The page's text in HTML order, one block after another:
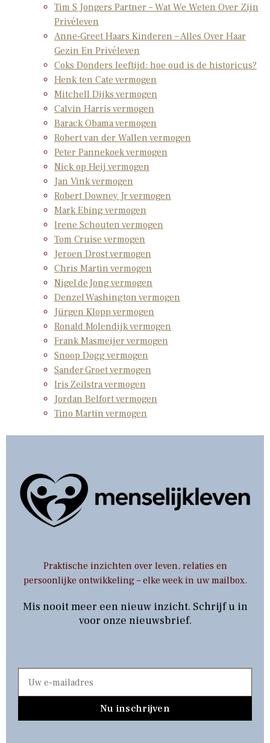
Tim S Jongers Partner – Wat We Weten Over Zijn
Privéleven
Anne‑Greet Haars Kinderen – Alles Over Haar
Gezin En Privéleven
Coks Donders leeftijd: hoe oud is de historicus?
Henk ten Cate vermogen
Mitchell Dijks vermogen
Calvin Harris vermogen
Barack Obama vermogen
Robert van der Wallen vermogen
Peter Pannekoek vermogen
Nick op Heij vermogen
Jan Vink vermogen
Robert Downey Jr vermogen
Mark Ebing vermogen
Irene Schouten vermogen
Tom Cruise vermogen
Jeroen Drost vermogen
Chris Martin vermogen
Nigel de Jong vermogen
Denzel Washington vermogen
Jürgen Klopp vermogen
Ronald Molendijk vermogen
Frank Masmeijer vermogen
Snoop Dogg vermogen
Sander Groet vermogen
Iris Zeilstra vermogen
Jordan Belfort vermogen
Tino Martin vermogen
Praktische inzichten over leven, relaties en
persoonlijke ontwikkeling – elke week in uw mailbox.
Mis nooit meer een nieuw inzicht. Schrijf u in
voor onze nieuwsbrief.
Nu inschrijven